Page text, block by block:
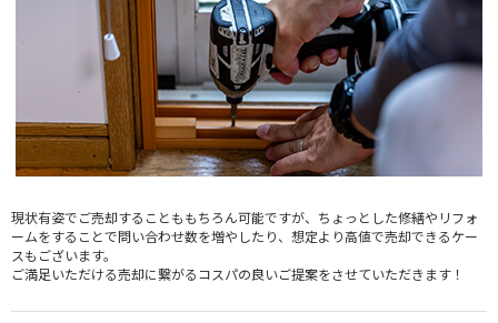
現状有姿でご売却することももちろん可能ですが、ちょっとした修繕やリフォ
ームをすることで問い合わせ数を増やしたり、想定より高値で売却できるケー
スもございます。
ご満足いただける売却に繋がるコスパの良いご提案をさせていただきます！